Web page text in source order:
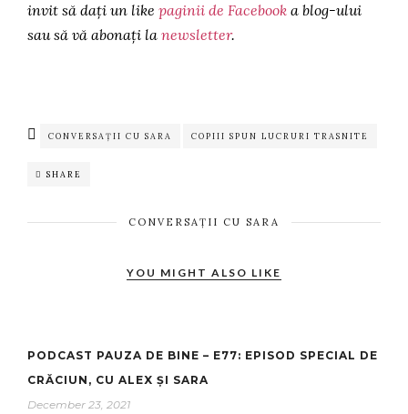
invit să dați un like paginii de Facebook a blog-ului
sau să vă abonați la newsletter.
CONVERSAȚII CU SARA COPIII SPUN LUCRURI TRASNITE
SHARE
CONVERSAȚII CU SARA
YOU MIGHT ALSO LIKE
PODCAST PAUZA DE BINE – E77: EPISOD SPECIAL DE
CRĂCIUN, CU ALEX ȘI SARA
December 23, 2021